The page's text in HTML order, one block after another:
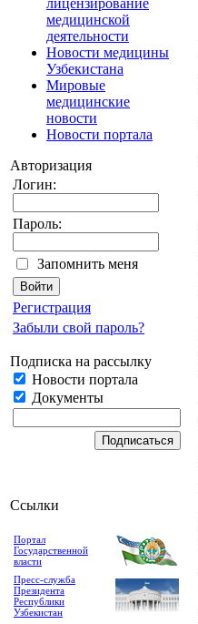
лицензирование
медицинской
деятельности
Новости медицины
Узбекистана
Мировые
медицинские
новости
Новости портала
Авторизация
Логин:
Пароль:
Запомнить меня
Регистрация
Забыли свой пароль?
Подписка на рассылку
Новости портала
Документы
Ссылки
Портал
Государственной
власти
Пресс-служба
Президента
Республики
Узбекистан